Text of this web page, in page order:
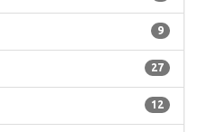
9
27
12